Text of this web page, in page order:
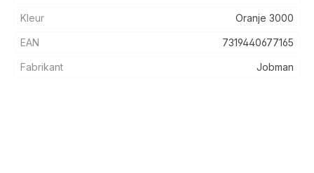
Kleur Oranje 3000
EAN 7319440677165
Fabrikant Jobman